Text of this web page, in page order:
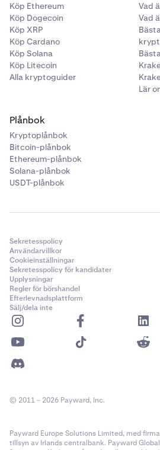
Köp Ethereum
Köp Dogecoin
Köp XRP
Köp Cardano
Köp Solana
Köp Litecoin
Alla kryptoguider
Vad
Vad
Lär
Plånbok
Kryptoplånbok
Bitcoin-plånbok
Ethereum-plånbok
Solana-plånbok
USDT-plånbok
Sekretesspolicy
Användarvillkor
Cookieinställningar
Sekretesspolicy för kandidater
Upplysningar
Regler för börshandel
Efterlevnadsplattform
Sälj/dela inte
© 2011 – 2026 Payward, Inc.
Payward Europe Solutions Limited, med
tillsyn av Irlands centralbank. Payward